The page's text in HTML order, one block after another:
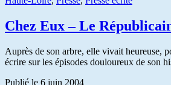
Chez Eux – Le
Auprès de son arbre, elle vivait heureuse,
écrire sur les épisodes douloureux de son
Publié le 6 juin 2004